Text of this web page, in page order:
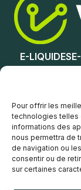
Pour offrir les
technologies telles
informations des
nous permettra de
de navigation ou
consentir ou de
sur certaines
3
6
12
0
E-LIQUIDES